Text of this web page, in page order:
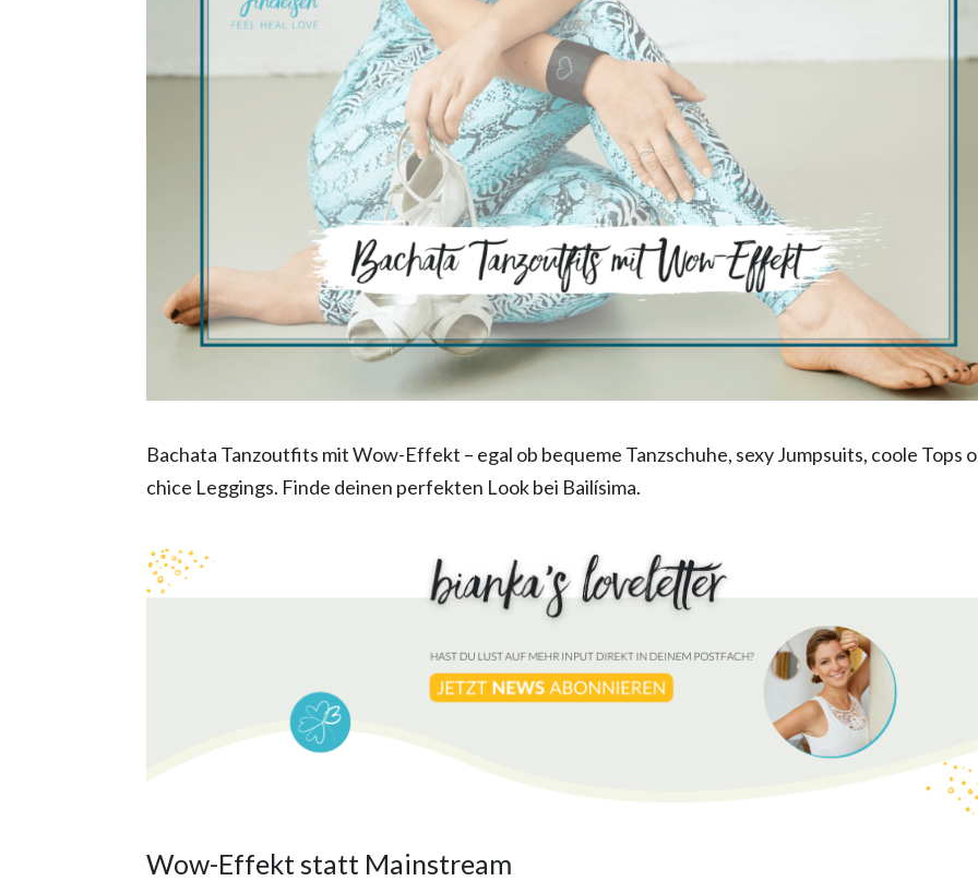
Bachata Tanzoutfits mit Wow-Effekt – egal ob bequeme Tanzschuhe, sexy Jumpsuits, coole Tops
chice Leggings. Finde deinen perfekten Look bei Bailísima.
Wow-Effekt statt Mainstream